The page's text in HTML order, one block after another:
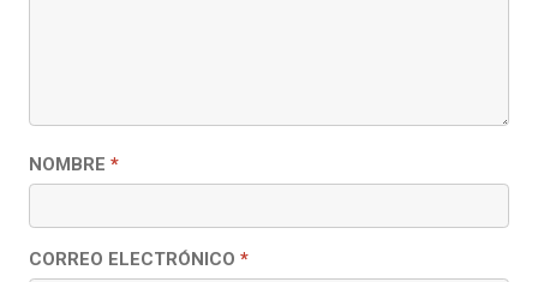
NOMBRE *
CORREO ELECTRÓNICO *